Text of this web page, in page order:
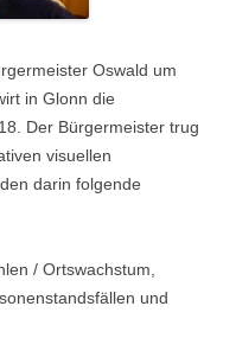
Oswald um
in Glonn die
Der Bürgermeister trug
visuellen
darin folgende
/ Ortswachstum,
und